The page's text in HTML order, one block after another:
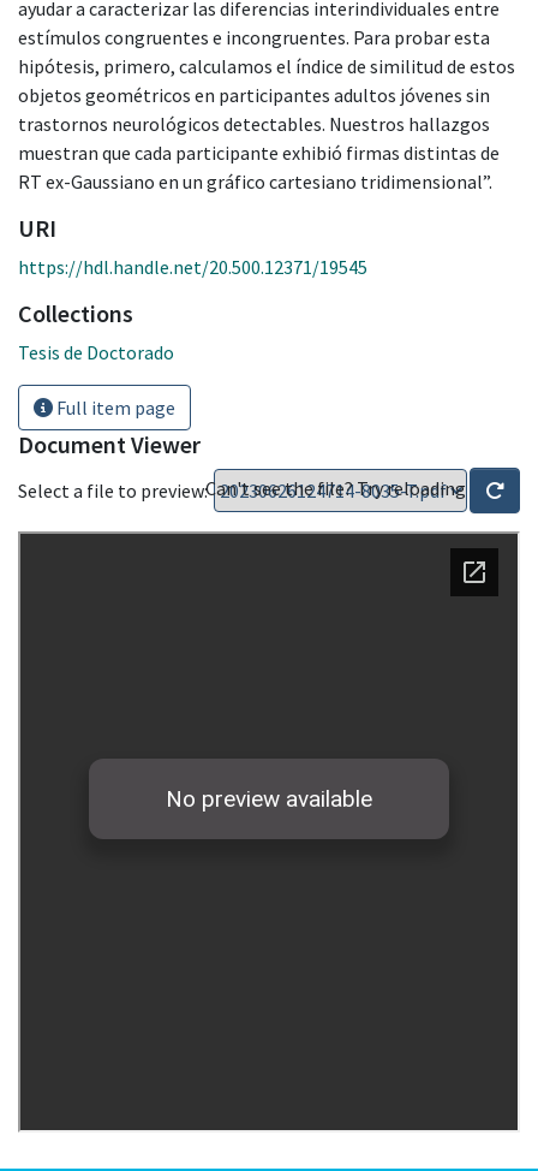
ayudar a caracterizar las diferencias interindividuales entre
estímulos congruentes e incongruentes. Para probar esta
hipótesis, primero, calculamos el índice de similitud de estos
objetos geométricos en participantes adultos jóvenes sin
trastornos neurológicos detectables. Nuestros hallazgos
muestran que cada participante exhibió firmas distintas de
RT ex-Gaussiano en un gráfico cartesiano tridimensional”.
URI
https://hdl.handle.net/20.500.12371/19545
Collections
Tesis de Doctorado
Full item page
Document Viewer
Select a file to preview:Can't see the file? Try reloading